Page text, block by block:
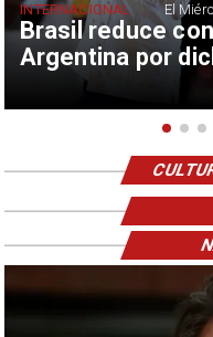
Brasil reduce
Argentina por
INTERNACIONAL El